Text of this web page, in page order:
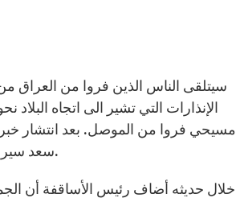
سيتلقى الناس الذين فروا من العراق
مسيحي فروا من الموصل. بعد انتشار
سعد سيروب أن اندلاع الحرب الأهلية قد يعني وصول النهاية بخاصة بالنسبة الى المسيحيين.
خلال حديثه أضاف رئيس الأساقفة أن